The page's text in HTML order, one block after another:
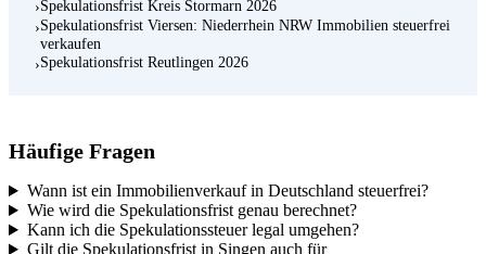
›Spekulationsfrist Kreis Stormarn 2026
›Spekulationsfrist Viersen: Niederrhein NRW Immobilien steuerfrei
verkaufen
›Spekulationsfrist Reutlingen 2026
Häufige Fragen
Wann ist ein Immobilienverkauf in Deutschland steuerfrei?
Wie wird die Spekulationsfrist genau berechnet?
Kann ich die Spekulationssteuer legal umgehen?
Gilt die Spekulationsfrist in Singen auch für